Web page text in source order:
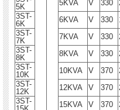
5K
5KVA V 330
3ST-
6K
6KVA V 330
3ST-
7K
7KVA V 330
3ST-
8K
8KVA V 330
3ST-
10K
10KVA V 370
3ST-
12K
12KVA V 370
3ST-
15KVA V 370